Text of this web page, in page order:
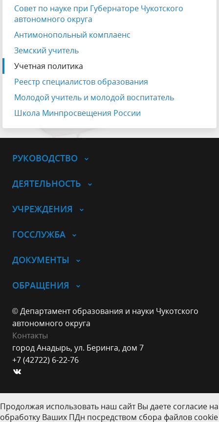
Совет по науке при Губернаторе Чукотского
автономного округа
Антимонопольный комплаенс
Земский учитель
Учетная политика
Реестр специалистов образования
Молодой учитель и молодой воспитатель
Школа Минпросвещения России
РУКОВОДСТВО
ДЕЯТЕЛЬНОСТЬ
УЧРЕЖДЕНИЯ
ГОССЛУЖБА
ДОКУМЕНТЫ
ОБРАЩЕНИЯ
© Департамент образования и науки Чукотского
автономного округа
Контакты
город Анадырь, ул. Беринга, дом 7
+7 (42722) 6-22-76
Продолжая использовать наш сайт Вы даете согласие на
обработку Ваших ПДн посредством сбора файлов cookie